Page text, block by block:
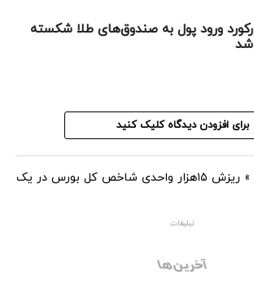
رکورد ورود پول به صندوق‌های طلا شکسته
شد
برای افزودن دیدگاه کلیک کنید
» ریزش ۱۵هزار واحدی شاخص کل بورس در یک
تبلیغات
آخرین‌ها